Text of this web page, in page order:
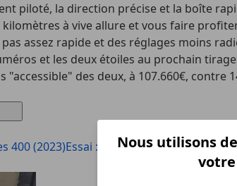
piloté, la direction précise et la boîte
à vive allure et vous faire
assez rapide et des réglages moins
et les deux étoiles au prochain
des deux, à 107.660€, contre
400 (2023)Essai : Audi Q8 55 E-Tron
Nous utilisons